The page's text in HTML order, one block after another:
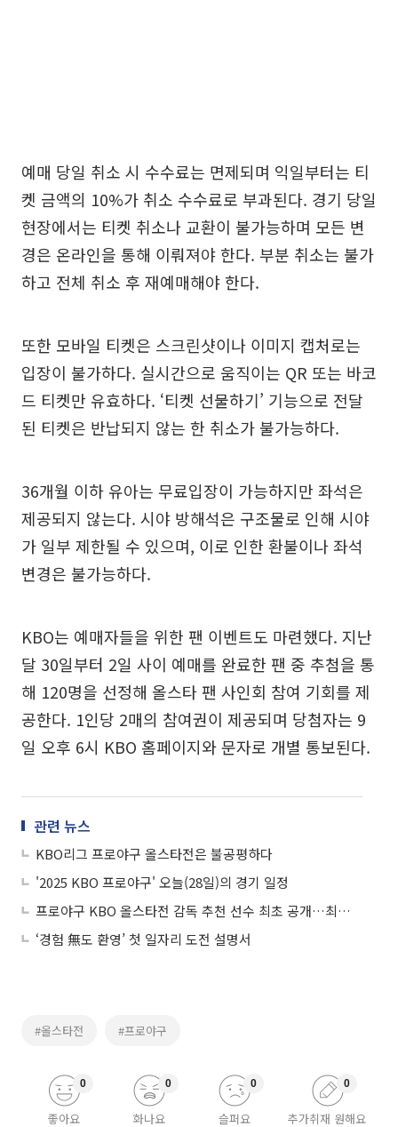
예매 당일 취소 시 수수료는 면제되며 익일부터는 티
켓 금액의 10%가 취소 수수료로 부과된다. 경기 당일
현장에서는 티켓 취소나 교환이 불가능하며 모든 변
경은 온라인을 통해 이뤄져야 한다. 부분 취소는 불가
하고 전체 취소 후 재예매해야 한다.
또한 모바일 티켓은 스크린샷이나 이미지 캡처로는
입장이 불가하다. 실시간으로 움직이는 QR 또는 바코
드 티켓만 유효하다. ‘티켓 선물하기’ 기능으로 전달
된 티켓은 반납되지 않는 한 취소가 불가능하다.
36개월 이하 유아는 무료입장이 가능하지만 좌석은
제공되지 않는다. 시야 방해석은 구조물로 인해 시야
가 일부 제한될 수 있으며, 이로 인한 환불이나 좌석
변경은 불가능하다.
KBO는 예매자들을 위한 팬 이벤트도 마련했다. 지난
달 30일부터 2일 사이 예매를 완료한 팬 중 추첨을 통
해 120명을 선정해 올스타 팬 사인회 참여 기회를 제
공한다. 1인당 2매의 참여권이 제공되며 당첨자는 9
일 오후 6시 KBO 홈페이지와 문자로 개별 통보된다.
관련 뉴스
KBO리그 프로야구 올스타전은 불공평하다
'2025 KBO 프로야구' 오늘(28일)의 경기 일정
프로야구 KBO 올스타전 감독 추천 선수 최초 공개…최종 올스타전 출전 선수 명단은?
‘경험 無도 환영’ 첫 일자리 도전 설명서
#올스타전 #프로야구
좋아요
0
화나요
0
슬퍼요
0
추가취재 원해요
0